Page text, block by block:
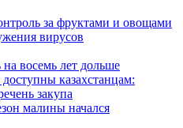
за фруктами и овощами
вирусов
восемь лет дольше
казахстанцам:
закупа
малины начался